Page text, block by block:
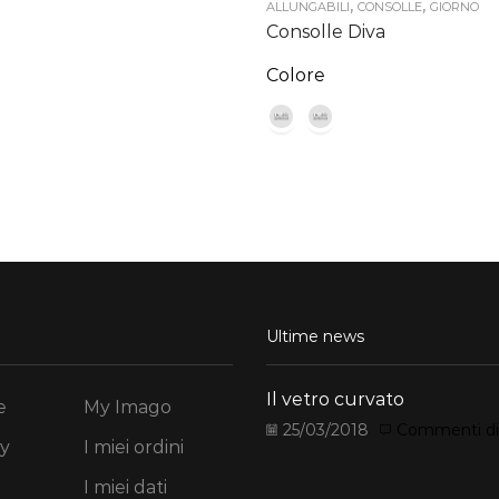
ALLUNGABILI, CONSOLLE, GIORNO
Consolle Diva
Colore
My Imago
I miei ordini
I miei dati
Ultime news
Il vetro curvato
25/03/2018